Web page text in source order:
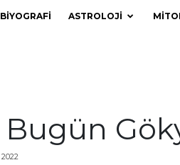
BİYOGRAFİ ASTROLOJİ
Bugün